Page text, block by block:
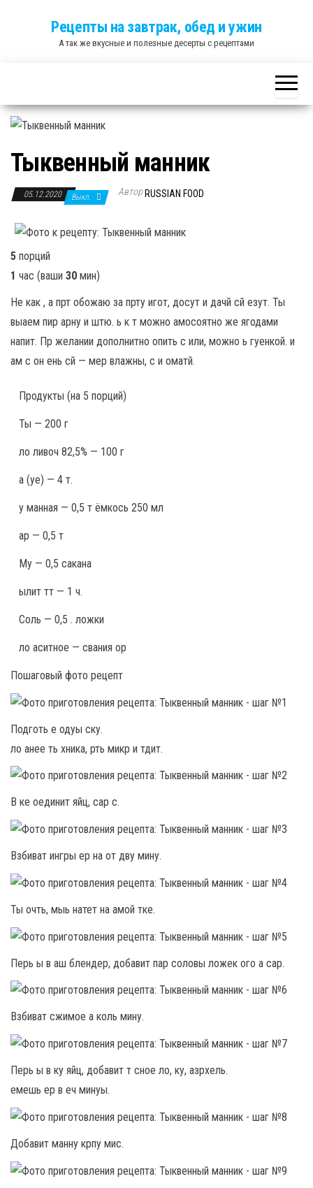
Рецепты на завтрак, обед и ужин
А так же вкусные и полезные десерты с рецептами
Тыквенный манник
05.12.2020 Выкл. Автор RUSSIAN FOOD
5 порций
1 час (ваши 30 мин)
Не как , а прт обожаю за прту игот, досут и дачй сй езут. Ты
выаем пир арну и штю. ь к т можно амосоятно же ягодами
напит. Пр желании дополнитно опить с или, можно ь гуенкой. и
ам с он ень сй — мер влажны, с и оматй.
Продукты (на 5 порций)
Ты — 200 г
ло ливоч 82,5% — 100 г
а (уе) — 4 т.
у манная — 0,5 т ёмкось 250 мл
ар — 0,5 т
Му — 0,5 сакана
ылит тт — 1 ч.
Соль — 0,5 . ложки
ло аситное — свания ор
Пошаговый фото рецепт
Подготь е одуы ску.
ло анее ть хника, рть микр и тдит.
В ке оединит яйц, сар с.
Взбиват ингры ер на от дву мину.
Ты очть, мыь натет на амой тке.
Перь ы в аш блендер, добавит пар соловы ложек ого а сар.
Взбиват сжимое а коль мину.
Перь ы в ку яйц, добавит т сное ло, ку, азрхель.
емешь ер в еч минуы.
Добавит манну крпу мис.